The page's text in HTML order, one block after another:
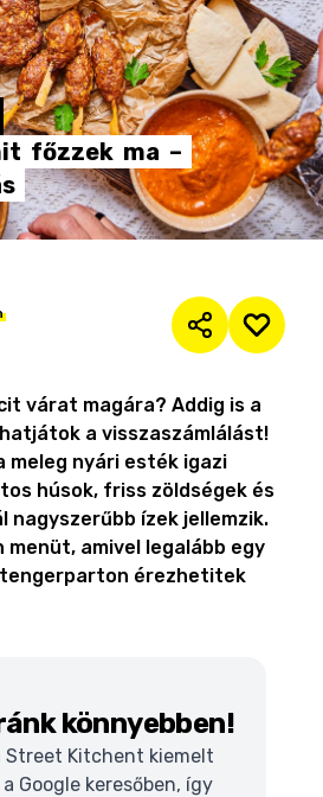
főzzek ma –
várat magára? Addig is a
a visszaszámlálást!
meleg nyári esték igazi
húsok, friss zöldségek és
nagyszerűbb ízek jellemzik.
menüt, amivel legalább egy
érezhetitek
könnyebben!
Street Kitchent kiemelt
Google keresőben, így